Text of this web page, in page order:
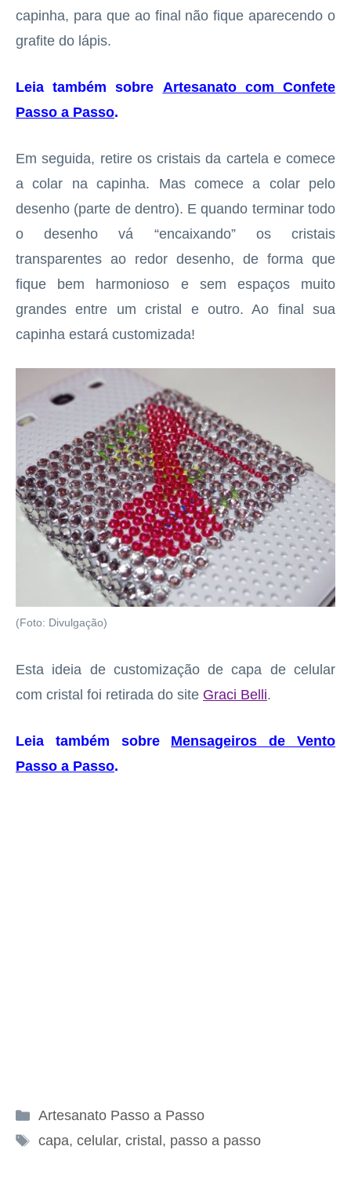
capinha, para que ao final não fique aparecendo o
grafite do lápis.
Leia também sobre Artesanato com Confete
Passo a Passo.
Em seguida, retire os cristais da cartela e comece
a colar na capinha. Mas comece a colar pelo
desenho (parte de dentro). E quando terminar todo
o desenho vá “encaixando” os cristais
transparentes ao redor desenho, de forma que
fique bem harmonioso e sem espaços muito
grandes entre um cristal e outro. Ao final sua
capinha estará customizada!
(Foto: Divulgação)
Esta ideia de customização de capa de celular
com cristal foi retirada do site Graci Belli.
Leia também sobre Mensageiros de Vento
Passo a Passo.
Categorias
Artesanato Passo a Passo
Tags
capa, celular, cristal , passo a passo